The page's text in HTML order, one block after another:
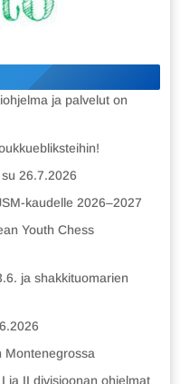
ja palvelut on
26.7.2026
kaudelle 2026–2027
Youth Chess
ja shakkituomarien
Montenegrossa
ja II divisioonan ohjelmat